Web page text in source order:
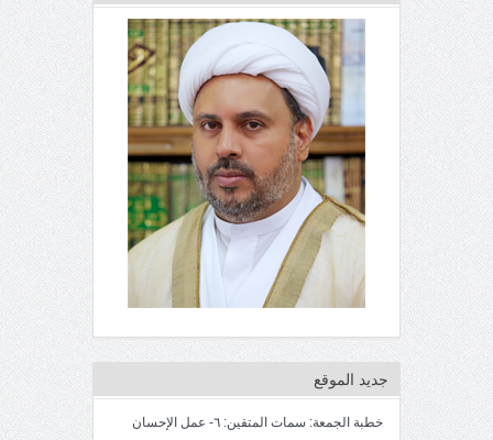
جديد الموقع
خطبة الجمعة: سمات المتقين: ٦- عمل الإحسان